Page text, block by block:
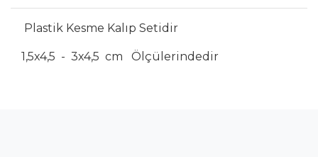
Plastik Kesme Kalıp Setidir
1,5x4,5 - 3x4,5 cm Ölçülerindedir